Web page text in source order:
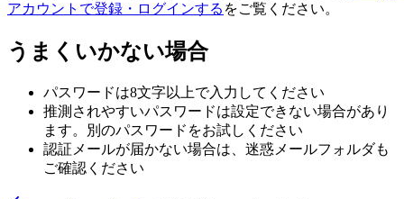
アカウントで登録・ログインする をご覧ください。
うまくいかない場合
パスワードは8文字以上で入力してください
推測されやすいパスワードは設定できない場合があり
ます。別のパスワードをお試しください
認証メールが届かない場合は、迷惑メールフォルダも
ご確認ください